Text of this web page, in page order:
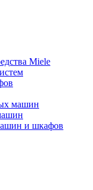
Miele
машин
и шкафов